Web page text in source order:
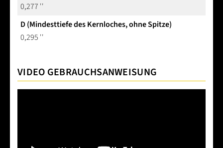
0,277 ''
D (Mindesttiefe des Kernloches, ohne Spitze)
0,295 ''
VIDEO GEBRAUCHSANWEISUNG